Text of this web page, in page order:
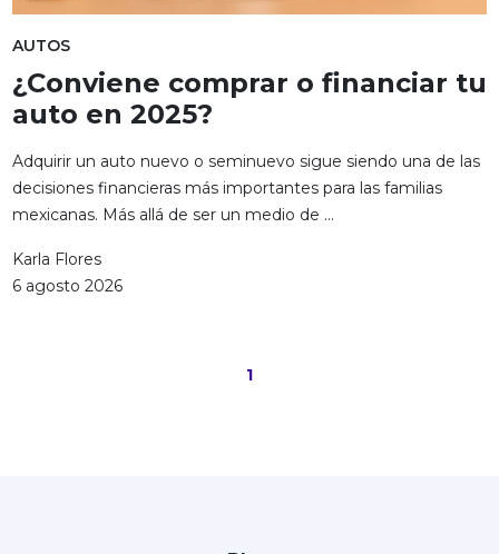
AUTOS
¿Conviene comprar o financiar tu
auto en 2025?
Adquirir un auto nuevo o seminuevo sigue siendo una de las
decisiones financieras más importantes para las familias
mexicanas. Más allá de ser un medio de ...
Karla Flores
6 agosto 2026
1